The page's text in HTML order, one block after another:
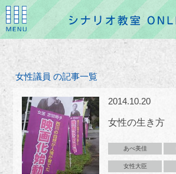
女性議員 の記事一覧
2014.10.20
女性の生き方
あべ美佳
女性大臣